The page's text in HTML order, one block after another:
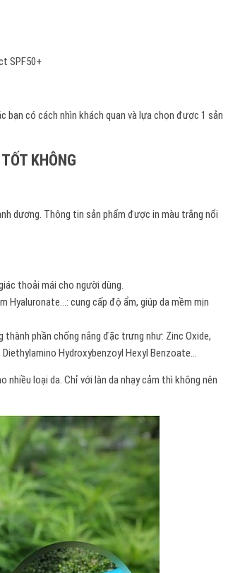
SPF50+
có cách nhìn khách quan và lựa chọn được 1 sản
KHÔNG
dương. Thông tin sản phẩm được in màu trắng nổi
thoải mái cho người dùng.
Hyaluronate…: cung cấp độ ẩm, giúp da mềm mịn
phần chống nắng đặc trưng như: Zinc Oxide,
Hydroxybenzoyl Hexyl Benzoate…
nhiều loại da. Chỉ với làn da nhạy cảm thì không nên